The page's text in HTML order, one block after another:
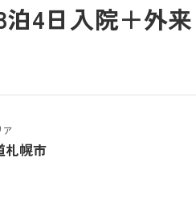
4日入院＋外来
ア
札幌市